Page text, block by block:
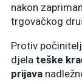
nakon
trgovačkog
Protiv
djela teške
prijava